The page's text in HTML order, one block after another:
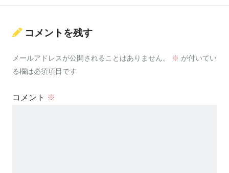
コメントを残す
メールアドレスが公開されることはありません。 ※ が付いてい
る欄は必須項目です
コメント ※